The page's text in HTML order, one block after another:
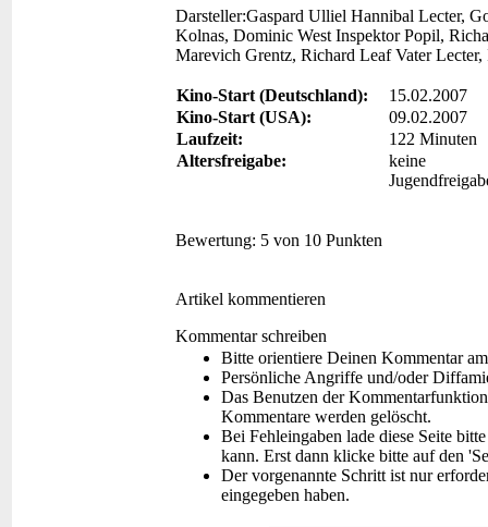
Darsteller:Gaspard Ulliel Hannibal Lecter,
Kolnas, Dominic West Inspektor Popil,
Marevich Grentz, Richard Leaf Vater
Kino-Start (Deutschland):
15.02.2007
Kino-Start (USA):
09.02.2007
Laufzeit:
122 Minuten
Altersfreigabe:
keine
Bewertung: 5 von 10 Punkten
Artikel kommentieren
Kommentar schreiben
Bitte orientiere Deinen Kommentar
Persönliche Angriffe und/oder
Das Benutzen der
Kommentare werden gelöscht.
Bei Fehleingaben lade diese Seite
kann. Erst dann klicke bitte auf den
Der vorgenannte Schritt ist nur
eingegeben haben.